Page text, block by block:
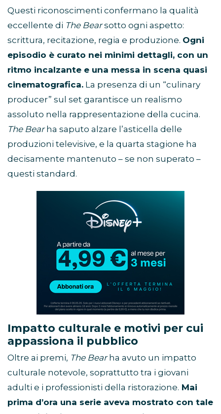
Questi riconoscimenti confermano la qualità
eccellente di The Bearsotto ogni aspetto:
scrittura, recitazione, regia e produzione. Ogni
episodio è curato nei minimi dettagli, con un
ritmo incalzante e una messa in scena quasi
cinematografica. La presenza di un “culinary
producer” sul set garantisce un realismo
assoluto nella rappresentazione della cucina.
The Bearha saputo alzare l’asticella delle
produzioni televisive, e la quarta stagione ha
decisamente mantenuto – se non superato –
questi standard.
promozione
Impatto culturale e motivi per cui
appassiona il pubblico
Oltre ai premi, The Bearha avuto un impatto
culturale notevole, soprattutto tra i giovani
adulti e i professionisti della ristorazione. Mai
prima d’ora una serie aveva mostrato con tale